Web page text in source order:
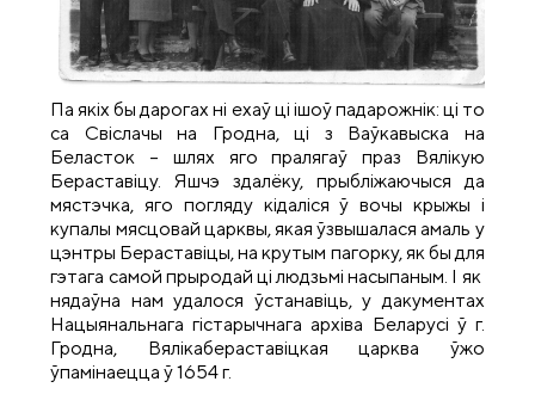
Па якіх бы дарогах ні ехаў ці ішоў падарожнік: ці то
са Свіслачы на Гродна, ці з Ваўкавыска на
Беласток – шлях яго пралягаў праз Вялікую
Бераставіцу. Яшчэ здалёку, прыбліжаючыся да
мястэчка, яго погляду кідаліся ў вочы крыжы і
купалы мясцовай царквы, якая ўзвышалася амаль у
цэнтры Бераставіцы, на крутым пагорку, як бы для
гэтага самой прыродай ці людзьмі насыпаным. І як
нядаўна нам удалося ўстанавіць, у дакументах
Нацыянальнага гістарычнага архіва Беларусі ў г.
Гродна, Вялікабераставіцкая царква ўжо
ўпамінаецца ў 1654 г.